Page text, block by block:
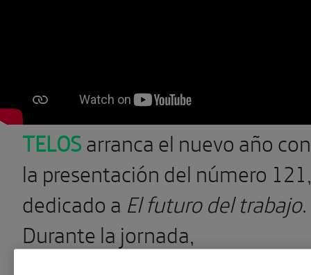
TELOSarranca el nuevo año con
la presentación del número 121,
dedicado a El futuro del trabajo.
Durante la jornada,